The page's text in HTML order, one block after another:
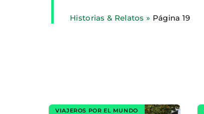
Historias & Relatos » Página 19
VIAJEROS POR EL MUNDO